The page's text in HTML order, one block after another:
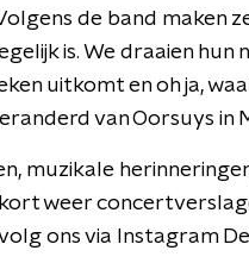
de band maken
is. We draaien hun
uitkomt en oh ja,
van Oorsuys in
muzikale
weer
ons via Instagram